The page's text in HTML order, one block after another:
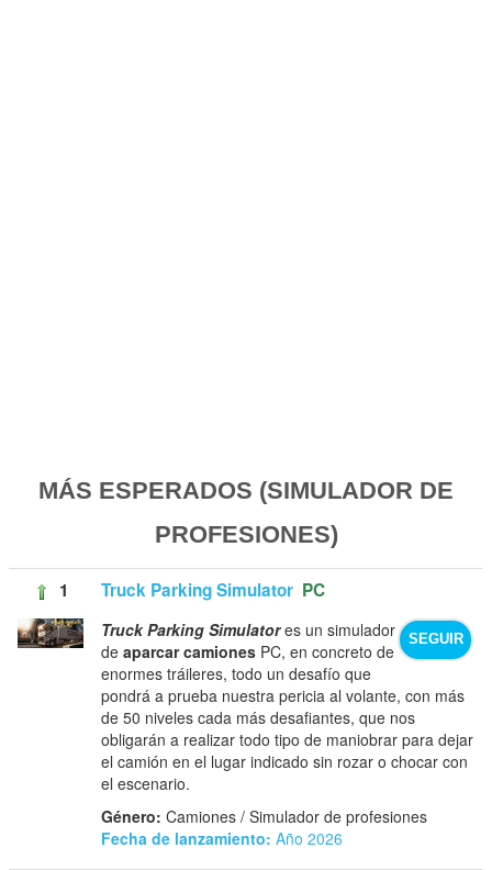
MÁS ESPERADOS (SIMULADOR DE
PROFESIONES)
1 Truck Parking Simulator PC
SEGUIR
Truck Parking Simulatores un simulador
deaparcar camiones PC, en concreto de
enormes tráileres, todo un desafío que
pondrá a prueba nuestra pericia al volante, con más
de 50 niveles cada más desafiantes, que nos
obligarán a realizar todo tipo de maniobrar para dejar
el camión en el lugar indicado sin rozar o chocar con
el escenario.
Género: Camiones / Simulador de profesiones
Fecha de lanzamiento: Año 2026